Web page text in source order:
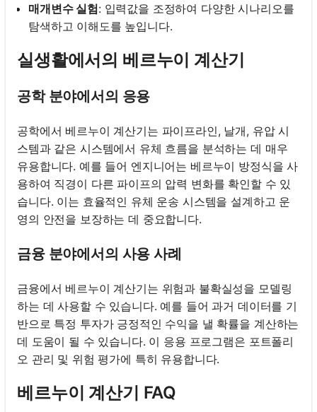
매개변수 실험: 입력값을 조정하여 다양한 시나리오를
탐색하고 이해도를 높입니다.
실생활에서의 베르누이 계산기
공학 분야에서의 응용
공학에서 베르누이 계산기는 파이프라인, 날개, 유압 시
스템과 같은 시스템에서 유체 흐름을 분석하는 데 매우
유용합니다. 예를 들어 엔지니어는 베르누이 방정식을 사
용하여 직경이 다른 파이프의 압력 변화를 확인할 수 있
습니다. 이는 효율적인 유체 운송 시스템을 설계하고 운
영의 안전을 보장하는 데 중요합니다.
금융 분야에서의 사용 사례
금융에서 베르누이 계산기는 위험과 불확실성을 모델링
하는 데 사용할 수 있습니다. 예를 들어 과거 데이터를 기
반으로 특정 투자가 긍정적인 수익을 낼 확률을 계산하는
데 도움이 될 수 있습니다. 이 응용 프로그램은 포트폴리
오 관리 및 위험 평가에 특히 유용합니다.
베르누이 계산기 FAQ